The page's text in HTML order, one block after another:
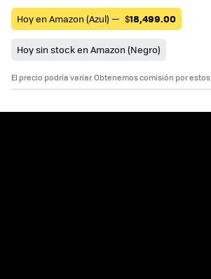
Hoy en Amazon (Azul) — $18,499.00
Hoy sin stock en Amazon (Negro)
El precio podría variar. Obtenemos comisión por